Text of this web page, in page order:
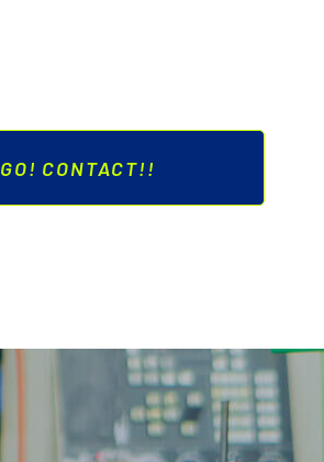
GO! CONTACT!!